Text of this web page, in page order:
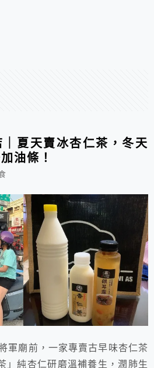
夏天賣冰杏仁茶，冬天
油條！
軍廟前，一家專賣古早味杏仁茶
」純杏仁研磨溫補養生，潤肺生